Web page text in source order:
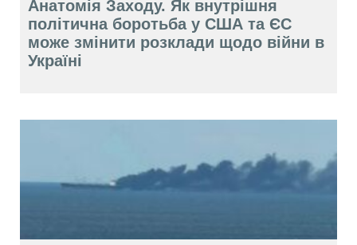
Анатомія Заходу. Як внутрішня
політична боротьба у США та ЄС
може змінити розклади щодо війни в
Україні